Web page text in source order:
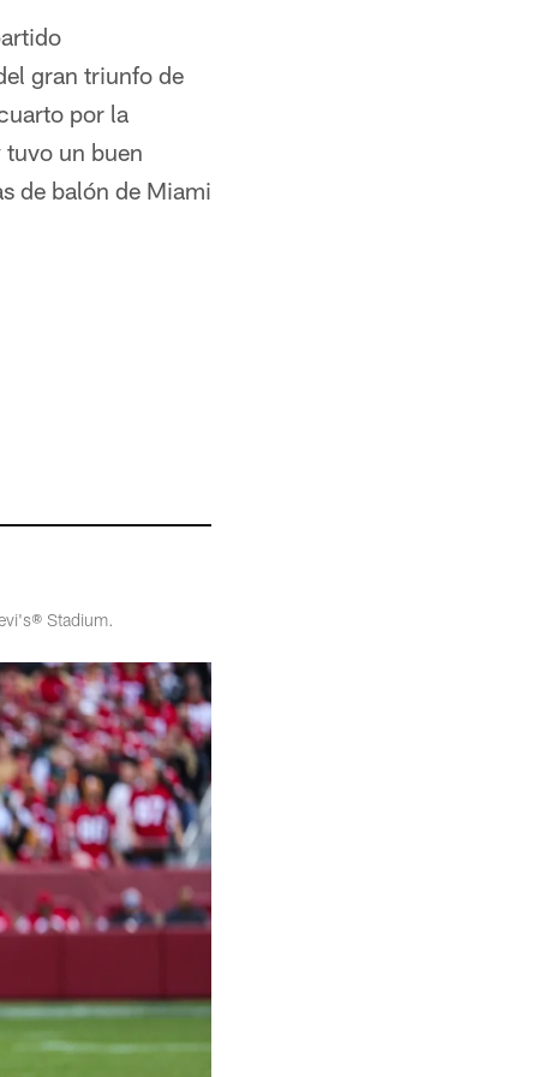
gran triunfo de
por la
un buen
de balón de Miami
Stadium.